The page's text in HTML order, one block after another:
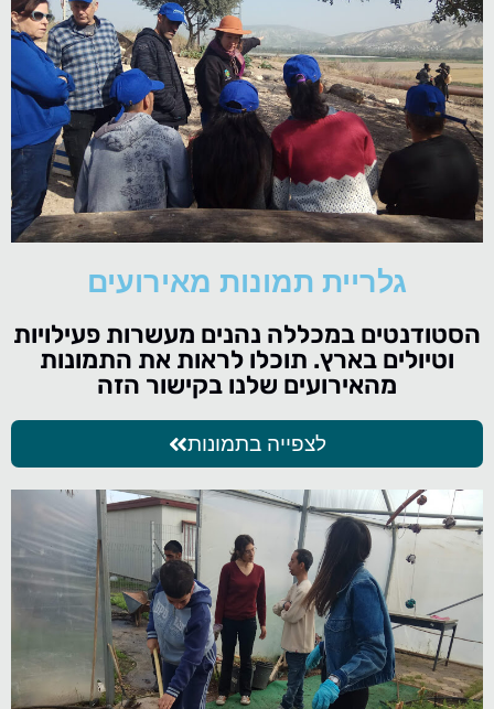
גלריית תמונות מאירועים
הסטודנטים במכללה נהנים מעשרות פעילויות
וטיולים בארץ. תוכלו לראות את התמונות
מהאירועים שלנו בקישור הזה
לצפייה בתמונות